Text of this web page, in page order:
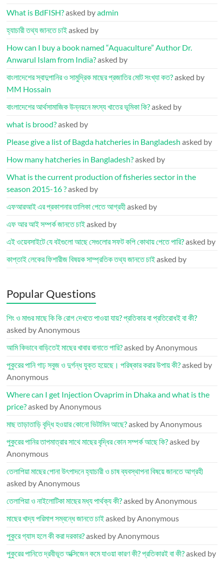
What is BdFISH?asked byadmin
হ্যাচারী তথ্য জানতে চাইasked by
How can I buy a book named “Aquaculture” Author Dr.
Anwarul Islam from India?asked by
বাংলাদেশের স্বাদুপানির ও সামুদ্রিক মাছের প্রজাতির মোট সংখ্যা কত?asked by
MM Hossain
বাংলাদেশের আর্থসামাজিক উন্নয়নে মৎস্য খাতের ভূমিকা কি?asked by
what is brood?asked by
Please give a list of Bagda hatcheries in Bangladesh asked by
How many hatcheries in Bangladesh?asked by
What is the current production of fisheries sector in the
season 2015-16 ?asked by
এফআরআই এর প্রকাশনার তালিকা পেতে আগ্রহীasked by
এফ আর আই সম্পর্ক জানতে চাইasked by
এই ওয়েবসাইটে যে বইগুলো আছে সেগুলোর সফট কপি কোথায় পেতে পারি?asked by
কাপ্তাই লেকের ফিশারীজ বিষয়ক সাম্প্রতিক তথ্য জানতে চাইasked by
Popular Questions
শিং ও মাগুর মাছে কি কি রোগ দেখতে পাওয়া যায়? প্রতিকার বা প্রতিরোধই বা কী?
asked by Anonymous
আমি কিভাবে বাড়িতেই মাছের খাবার বানাতে পারি?asked by Anonymous
পুকুরের পানি গাঢ় সবুজ ও দুর্গন্ধ যুক্ত হয়েছে। পরিষ্কার করার উপায় কী?asked by
Anonymous
Where can I get Injection Ovaprim in Dhaka and what is the
price?asked by Anonymous
মাছ তাড়াতাড়ি বৃদ্ধি হওয়ার কোনো ভিটামিন আছে?asked by Anonymous
পুকুরের পানির তাপমাত্রার সাথে মাছের বৃদ্ধির কোন সম্পর্ক আছে কি?asked by
Anonymous
তেলাপিয়া মাছের পোনা উৎপাদনে হ্যাচারী ও চাষ ব্যবস্থাপনা বিষয়ে জানতে আগ্রহী
asked by Anonymous
তেলাপিয়া ও নাইলোটিকা মাছের মধ্য পার্থক্য কী?asked by Anonymous
মাছের খাদ্য পরিমাপ সম্বন্ধে জানতে চাইasked by Anonymous
পুকুরে গ্যাস হলে কী করা দরকার?asked by Anonymous
পুকুরের পানিতে দ্রবীভূত অক্সিজেন কমে যাওয়া কারণ কী? প্রতিকারই বা কী?asked by